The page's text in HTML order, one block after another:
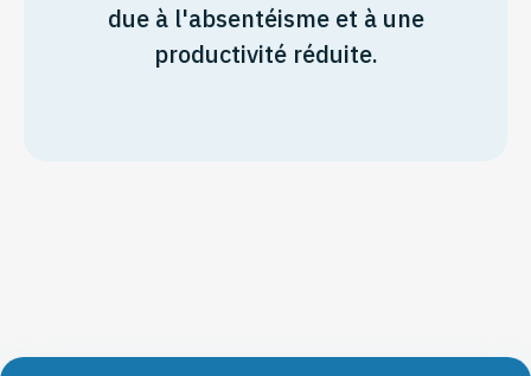
due à l'absentéisme et à une
productivité réduite.